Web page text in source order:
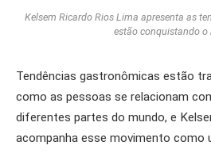
Kelsem Ricardo Rios Lima apresenta as
estão conquistando o
Tendências gastronômicas estão
como as pessoas se relacionam
diferentes partes do mundo, e
acompanha esse movimento como